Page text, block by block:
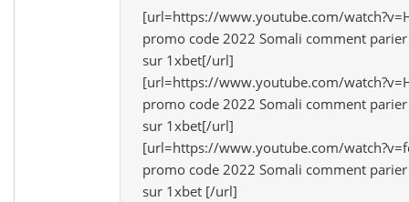
[url=https://www.youtube.com/
promo code 2022 Somali comment
sur 1xbet[/url]
[url=https://www.youtube.com/
promo code 2022 Somali comment
sur 1xbet[/url]
[url=https://www.youtube.com/
promo code 2022 Somali comment
sur 1xbet [/url]